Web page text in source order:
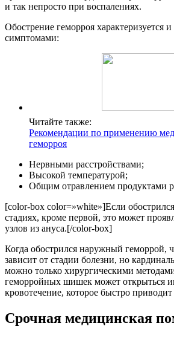
и так непросто при воспалениях.
Обострение геморроя характеризуется
симптомами:
Читайте также:
Рекомендации по применению
геморроя
Нервными расстройствами;
Высокой температурой;
Общим отравлением продуктами
[color-box color=»white»]Если
стадиях, кроме первой, это может
узлов из ануса.[/color-box]
Когда обострился наружный геморрой,
зависит от стадии болезни, но
можно только хирургическими
геморройных шишек может открыться
кровотечение, которое быстро
Срочная медицинская